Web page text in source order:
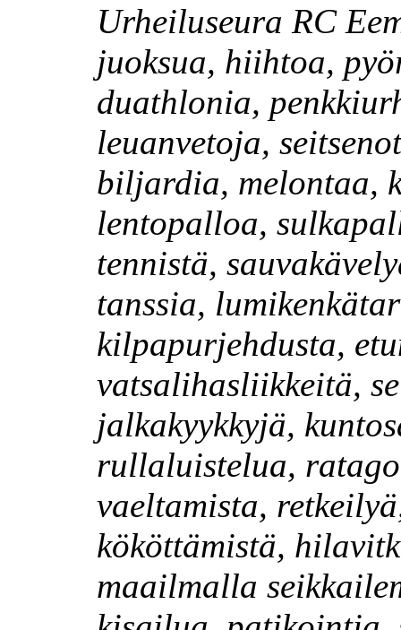
Urheiluseura RC
juoksua, hiihtoa,
duathlonia,
leuanvetoja,
biljardia, melontaa,
lentopalloa,
tennistä,
tanssia,
kilpapurjehdusta,
vatsalihasliikkeitä,
jalkakyykkyjä,
rullaluistelua,
vaeltamista,
kököttämistä,
maailmalla